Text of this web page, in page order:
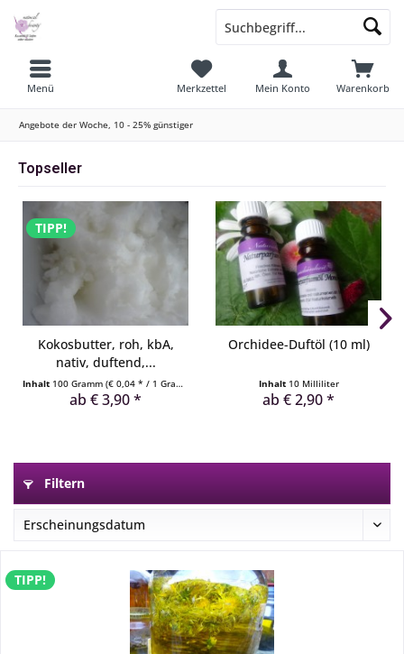
Menü Warenkorb
Merkzettel Mein Konto
Angebote der Woche, 10 - 25% günstiger
Topseller
TIPP!
Kokosbutter, roh, kbA,
nativ, duftend,...
Inhalt 100 Gramm (€ 0,04 * / 1 Gramm)
ab € 3,90 *
Orchidee-Duftöl (10 ml)
Inhalt 10 Milliliter
ab € 2,90 *
Filtern
TIPP!